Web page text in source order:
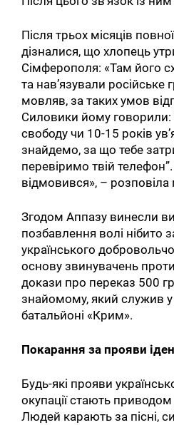
Після трьох місяців
дізналися, що хлопець
Сімферополя: «Там його
та нав’язували російське
мовляв, за таких умов
Силовики йому
свободу чи 10-15 років
знайдемо, за що тебе
перевіримо твій
відмовився», – розповіла
Згодом Аппазу винесли
позбавлення волі нібито
українського
основу звинувачень
докази про переказ 500
знайомому, який служив
батальйоні «Крим».
Покарання за прояви
Будь-які прояви
окупації стають
Людей карають за пісні,